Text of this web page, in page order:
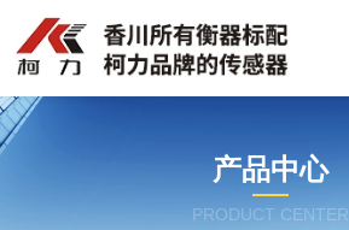
产品中心
PRODUCT CENTER